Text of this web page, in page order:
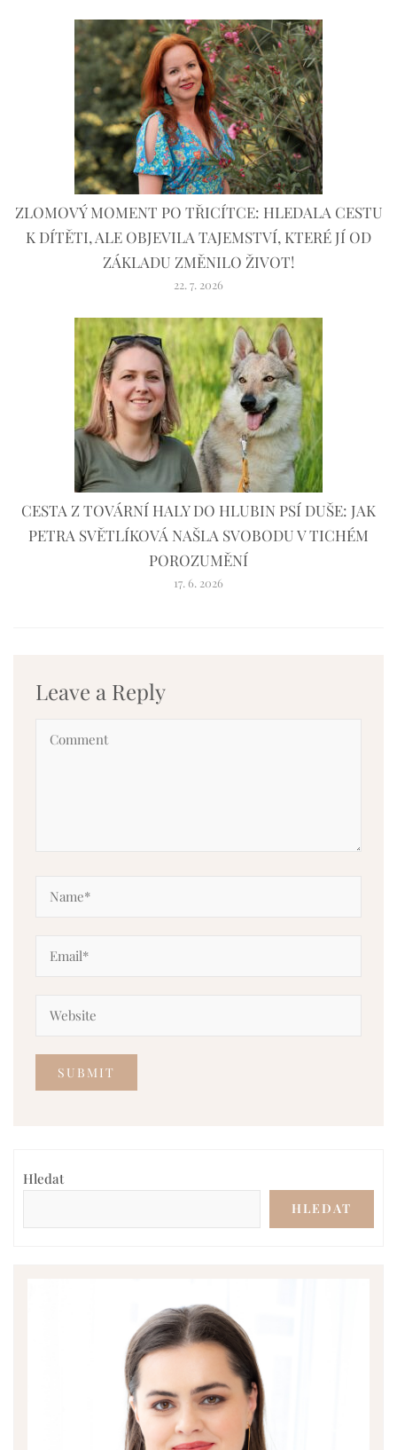
ZLOMOVÝ MOMENT PO TŘICÍTCE: HLEDALA CESTU
K DÍTĚTI, ALE OBJEVILA TAJEMSTVÍ, KTERÉ JÍ OD
ZÁKLADU ZMĚNILO ŽIVOT!
22. 7. 2026
CESTA Z TOVÁRNÍ HALY DO HLUBIN PSÍ DUŠE: JAK
PETRA SVĚTLÍKOVÁ NAŠLA SVOBODU V TICHÉM
POROZUMĚNÍ
17. 6. 2026
Leave a Reply
Hledat
HLEDAT